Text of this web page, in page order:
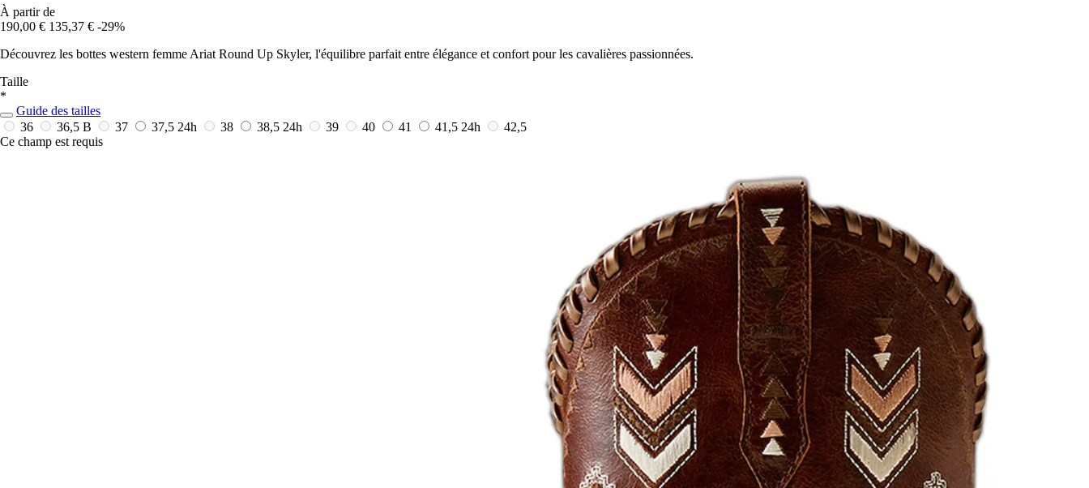
À partir de
190,00 € 135,37 € -29%
Découvrez les bottes western femme Ariat Round Up Skyler, l'équilibre parfait entre élégance et confort pour les cavalières passionnées.
Taille
*
Guide des tailles
36
36,5 B 37 37,5 24h 38 38,5 24h 39 40 41 41,5 24h
42,5
Ce champ est requis